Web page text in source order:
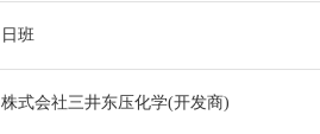
日班
株式会社三井东压化学(开发商)